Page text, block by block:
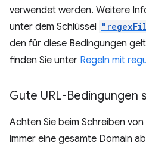
verwendet werden. Weitere
unter dem Schlüssel
den für diese Bedingungen
finden Sie unter Regeln mit
Gute URL-Bedingungen
Achten Sie beim Schreiben
immer eine gesamte Domain